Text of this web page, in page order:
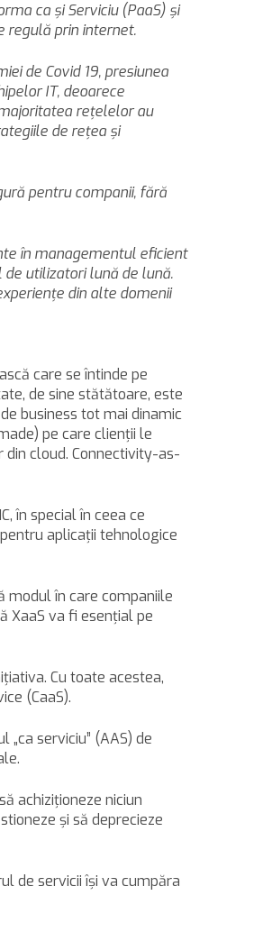
ca şi Serviciu (PaaS) şi
regulă prin internet.
de Covid 19, presiunea
IT, deoarece
reţelelor au
de reţea şi
pentru companii, fără
în managementul eficient
utilizatori lună de lună.
din alte domenii
care se întinde pe
de sine stătătoare, este
business tot mai dinamic
pe care clienţii le
din cloud. Connectivity-as-
în special în ceea ce
aplicaţii tehnologice
modul în care companiile
XaaS va fi esenţial pe
Cu toate acestea,
(CaaS).
serviciu” (AAS) de
achiziţioneze niciun
şi să deprecieze
de servicii îşi va cumpăra